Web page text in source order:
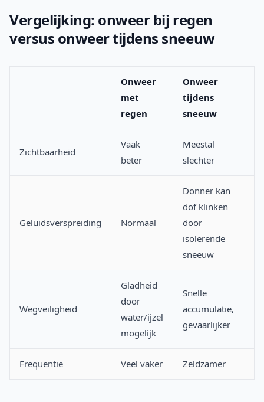
Vergelijking: onweer bij regen
versus onweer tijdens sneeuw
Onweer
met
regen
Onweer
tijdens
sneeuw
Zichtbaarheid
Vaak
beter
Meestal
slechter
Geluidsverspreiding Normaal
Donner kan
dof klinken
door
isolerende
sneeuw
Wegveiligheid
Gladheid
door
water/ijzel
mogelijk
Snelle
accumulatie,
gevaarlijker
Frequentie Veel vaker Zeldzamer